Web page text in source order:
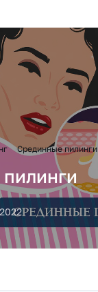
Срединные пилинги